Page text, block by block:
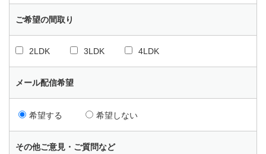
ご希望の間取り
2LDK 3LDK 4LDK
メール配信希望
希望する 希望しない
その他ご意見・ご質問など